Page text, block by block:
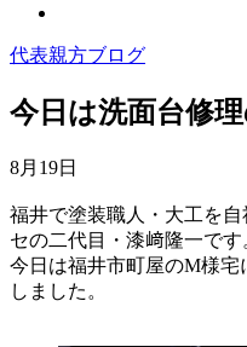
代表親方ブログ
今日は洗面台修理
8月19日
福井で塗装職人・大工を
セの二代目・漆﨑隆一です
今日は福井市町屋のM様
しました。